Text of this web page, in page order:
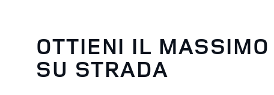
OTTIENI IL
SU STRADA